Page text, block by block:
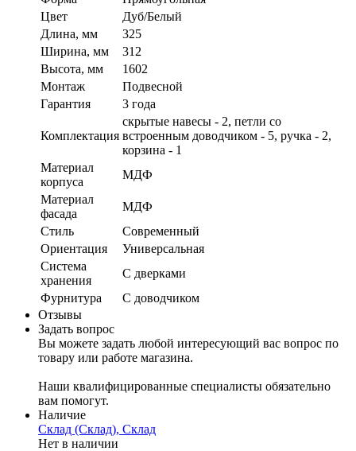
Цвет
Дуб/Белый
Длина, мм
325
Ширина, мм
312
Высота, мм
1602
Монтаж
Подвесной
Гарантия
3 года
Комплектация
скрытые навесы - 2, петли со
встроенным доводчиком - 5, ручка - 2,
корзина - 1
Материал
корпуса
МДФ
Материал
фасада
МДФ
Стиль
Современный
Ориентация
Универсальная
Система
хранения
С дверками
Фурнитура
С доводчиком
Отзывы
Задать вопрос
Вы можете задать любой интересующий вас вопрос по
товару или работе магазина.
Наши квалифицированные специалисты обязательно
вам помогут.
Наличие
Склад (Склад), Склад
Нет в наличии